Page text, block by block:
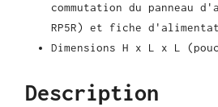
commutation du panneau
RP5R) et fiche
Dimensions H x L x L
Description